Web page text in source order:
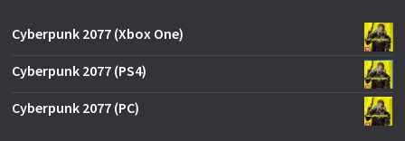
Cyberpunk 2077 (Xbox One)
Cyberpunk 2077 (PS4)
Cyberpunk 2077 (PC)